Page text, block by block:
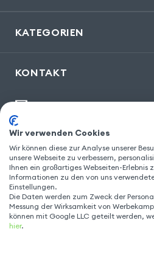
KATEGORIEN
KONTAKT
kontakt@gsm55.de
30, bis rue Girard
FOLGEN
Wir verwenden Cookies
Wir können diese zur Analyse unserer
unsere Webseite zu verbessern,
Ihnen ein großartiges Webseiten-Erlebnis
Informationen zu den von uns
Einstellungen.
Die Daten werden zum Zweck der
Messung der Wirksamkeit von
können mit Google LLC geteilt werden,
hier.